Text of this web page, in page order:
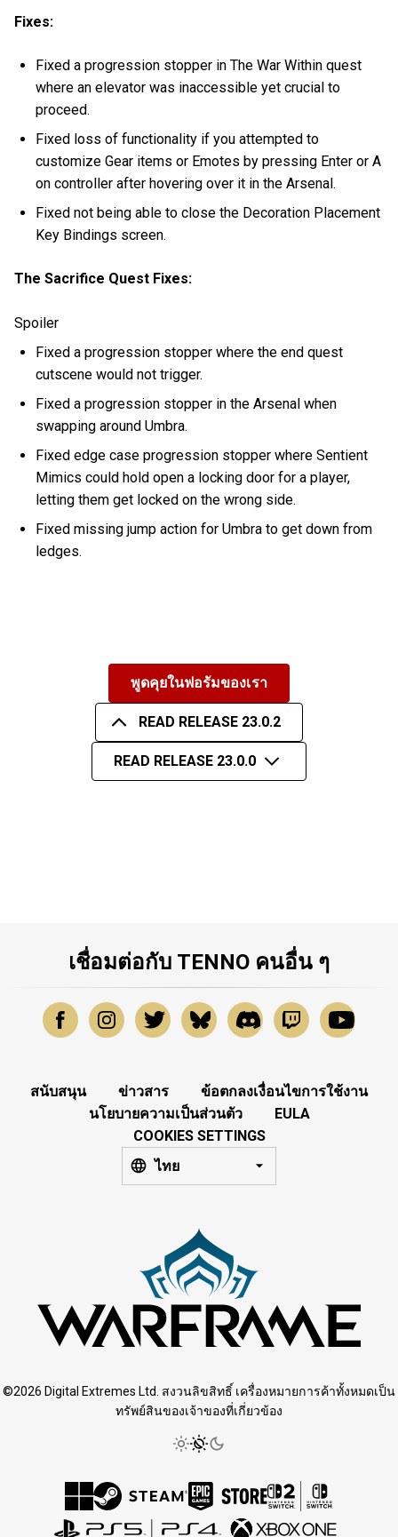
Fixes:
Fixed a progression stopper in The War Within quest
where an elevator was inaccessible yet crucial to
proceed.
Fixed loss of functionality if you attempted to
customize Gear items or Emotes by pressing Enter or A
on controller after hovering over it in the Arsenal.
Fixed not being able to close the Decoration Placement
Key Bindings screen.
The Sacrifice Quest Fixes:
Spoiler
Fixed a progression stopper where the end quest
cutscene would not trigger.
Fixed a progression stopper in the Arsenal when
swapping around Umbra.
Fixed edge case progression stopper where Sentient
Mimics could hold open a locking door for a player,
letting them get locked on the wrong side.
Fixed missing jump action for Umbra to get down from
ledges.
พูดคุยในฟอรัมของเรา
READ RELEASE 23.0.2
READ RELEASE 23.0.0
เชื่อมต่อกับ TENNO คนอื่น ๆ
สนับสนุน ข่าวสาร
ข้อตกลงเงื่อนไขการใช้งาน
นโยบายความเป็นส่วนตัว
EULA
COOKIES SETTINGS
ไทย
©2026 Digital Extremes Ltd. สงวนลิขสิทธิ์ เครื่องหมายการค้าทั้งหมดเป็น
ทรัพย์สินของเจ้าของที่เกี่ยวข้อง